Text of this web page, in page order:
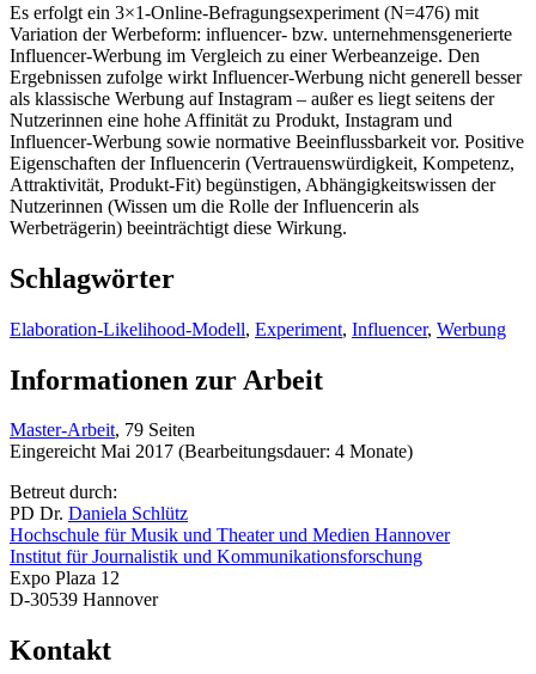
Es erfolgt ein 3×1-Online-Befragungsexperiment (N=476) mit
Variation der Werbeform: influencer- bzw. unternehmensgenerierte
Influencer-Werbung im Vergleich zu einer Werbeanzeige. Den
Ergebnissen zufolge wirkt Influencer-Werbung nicht generell besser
als klassische Werbung auf Instagram – außer es liegt seitens der
Nutzerinnen eine hohe Affinität zu Produkt, Instagram und
Influencer-Werbung sowie normative Beeinflussbarkeit vor. Positive
Eigenschaften der Influencerin (Vertrauenswürdigkeit, Kompetenz,
Attraktivität, Produkt-Fit) begünstigen, Abhängigkeitswissen der
Nutzerinnen (Wissen um die Rolle der Influencerin als
Werbeträgerin) beeinträchtigt diese Wirkung.
Schlagwörter
Elaboration-Likelihood-Modell, Experiment, Influencer, Werbung
Informationen zur Arbeit
Master-Arbeit, 79 Seiten
Eingereicht Mai 2017 (Bearbeitungsdauer: 4 Monate)
Betreut durch:
PD Dr. Daniela Schlütz
Hochschule für Musik und Theater und Medien Hannover
Institut für Journalistik und Kommunikationsforschung
Expo Plaza 12
D-30539 Hannover
Kontakt